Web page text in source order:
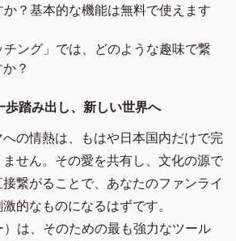
？基本的な機能は無料で使えます
チング」では、どのような趣味で繋
？
歩踏み出し、新しい世界へ
の情熱は、もはや日本国内だけで完
せん。その愛を共有し、文化の源で
繋がることで、あなたのファンライ
的なものになるはずです。
は、そのための最も強力なツール